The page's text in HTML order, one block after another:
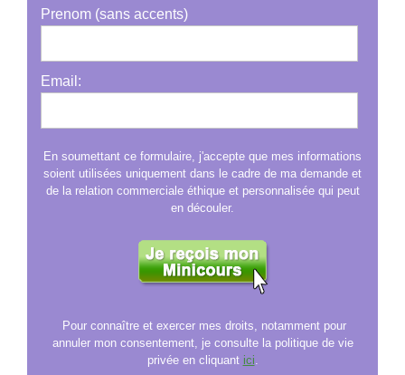
avec 5 méditations guidées
En soumettant ce formulaire, j'accepte que mes informations
soient utilisées uniquement dans le cadre de ma demande et
en découler.
Pour connaître et exercer mes droits, notamment pour